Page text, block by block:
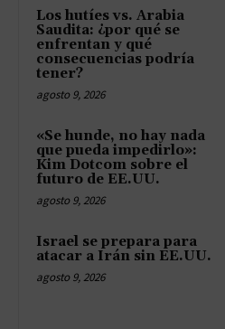
Los hutíes vs. Arabia
Saudita: ¿por qué se
enfrentan y qué
consecuencias podría
tener?
agosto 9, 2026
«Se hunde, no hay nada
que pueda impedirlo»:
Kim Dotcom sobre el
futuro de EE.UU.
agosto 9, 2026
Israel se prepara para
atacar a Irán sin EE.UU.
agosto 9, 2026